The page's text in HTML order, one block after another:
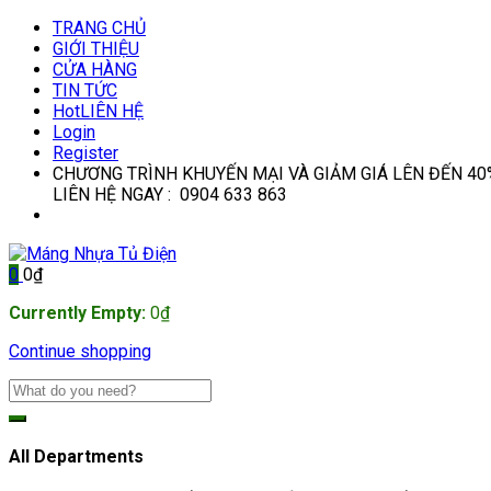
TRANG CHỦ
GIỚI THIỆU
CỬA HÀNG
TIN TỨC
HotLIÊN HỆ
Login
Register
CHƯƠNG TRÌNH KHUYẾN MẠI VÀ GIẢM GIÁ LÊN ĐẾN
LIÊN HỆ NGAY : 0904 633 863
0 0₫
Currently Empty: 0₫
Continue shopping
All Departments